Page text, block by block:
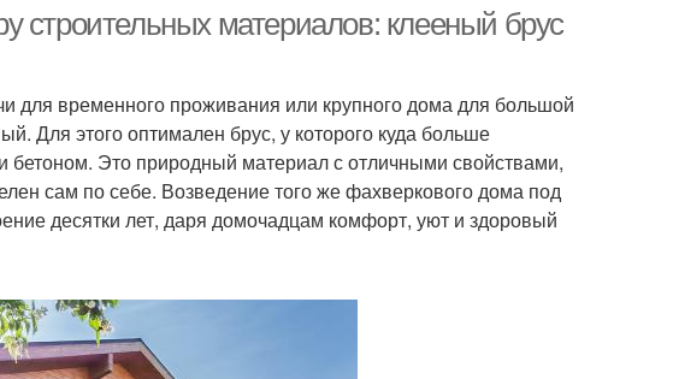
строительных материалов: клееный брус
для временного проживания или крупного дома для большой
Для этого оптимален брус, у которого куда больше
бетоном. Это природный материал с отличными свойствами,
сам по себе. Возведение того же фахверкового дома под
десятки лет, даря домочадцам комфорт, уют и здоровый